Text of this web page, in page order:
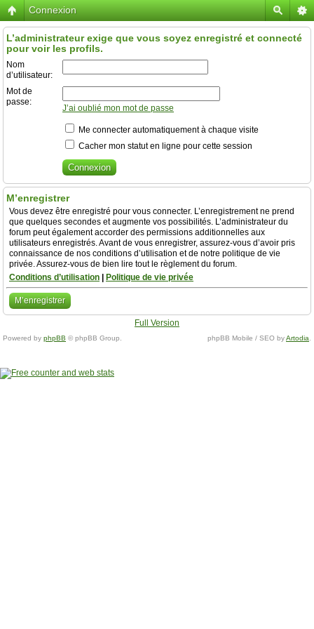
Connexion
L’administrateur exige que vous soyez enregistré et connecté
pour voir les profils.
Nom
d’utilisateur:
Mot de
passe:
J’ai oublié mon mot de passe
Me connecter automatiquement à chaque visite
Cacher mon statut en ligne pour cette session
M’enregistrer
Vous devez être enregistré pour vous connecter. L’enregistrement ne prend
que quelques secondes et augmente vos possibilités. L’administrateur du
forum peut également accorder des permissions additionnelles aux
utilisateurs enregistrés. Avant de vous enregistrer, assurez-vous d’avoir pris
connaissance de nos conditions d’utilisation et de notre politique de vie
privée. Assurez-vous de bien lire tout le règlement du forum.
Conditions d’utilisation
Politique de vie privée
M’enregistrer
Full Version
Powered by phpBB © phpBB Group. phpBB Mobile / SEO byArtodia